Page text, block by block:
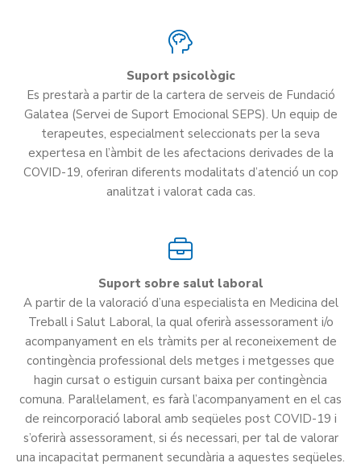
Suport psicològic
Es prestarà a partir de la cartera de serveis de Fundació
Galatea (Servei de Suport Emocional SEPS). Un equip de
terapeutes, especialment seleccionats per la seva
expertesa en l’àmbit de les afectacions derivades de la
COVID-19, oferiran diferents modalitats d’atenció un cop
analitzat i valorat cada cas.
Suport sobre salut laboral
A partir de la valoració d’una especialista en Medicina del
Treball i Salut Laboral, la qual oferirà assessorament i/o
acompanyament en els tràmits per al reconeixement de
contingència professional dels metges i metgesses que
hagin cursat o estiguin cursant baixa per contingència
comuna. Paral·lelament, es farà l’acompanyament en el cas
de reincorporació laboral amb seqüeles post COVID-19 i
s’oferirà assessorament, si és necessari, per tal de valorar
una incapacitat permanent secundària a aquestes seqüeles.